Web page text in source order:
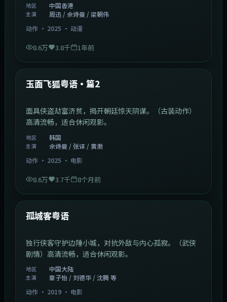
地区 中国香港
主演
周迅 / 佘诗曼 / 梁朝伟
动作· 2025 · 动漫
8.6万 3.8千 1年前
热门
玉面飞狐粤语·篇2
面具侠盗劫富济贫，揭开朝廷惊天阴谋。（古装动作）
高清流畅，适合休闲观影。
地区 韩国
主演
佘诗曼 / 张译 / 黄渤
动作· 2025 · 电影
8.6万 3.7千 8个月前
热门
孤城客粤语
独行侠客守护边陲小城，对抗外敌与内心孤寂。（武侠
剧情）高清流畅，适合休闲观影。
地区 中国大陆
主演
章子怡 / 刘德华 / 沈腾 等
动作· 2019· 电影